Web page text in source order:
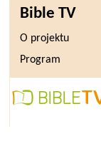
Bible TV
O projektu
Program